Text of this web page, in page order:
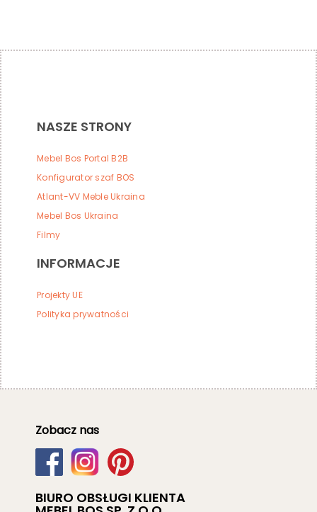
Zobacz nas
BIURO OBSŁUGI KLIENTA
NASZE STRONY
Mebel Bos Portal B2B
Konfigurator szaf BOS
Atlant-VV Meble Ukraina
Mebel Bos Ukraina
Filmy
INFORMACJE
Projekty UE
Polityka prywatności